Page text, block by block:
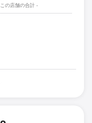
この店舗の合計 -